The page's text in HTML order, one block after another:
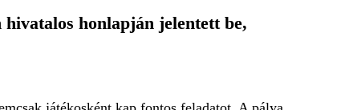
honlapján jelentett be,